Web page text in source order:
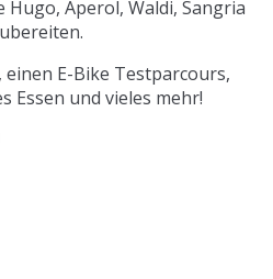
Hugo, Aperol, Waldi, Sangria
E-Bike Testparcours,
Essen und vieles mehr!